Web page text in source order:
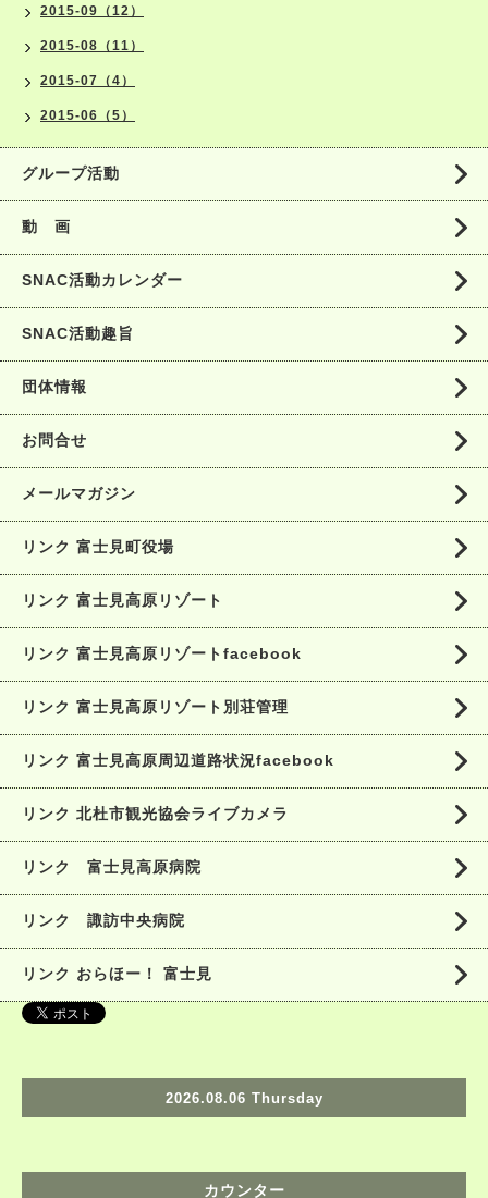
2015-09（12）
2015-08（11）
2015-07（4）
2015-06（5）
グループ活動
動 画
SNAC活動カレンダー
SNAC活動趣旨
団体情報
お問合せ
メールマガジン
リンク 富士見町役場
リンク 富士見高原リゾート
リンク 富士見高原リゾートfacebook
リンク 富士見高原リゾート別荘管理
リンク 富士見高原周辺道路状況facebook
リンク 北杜市観光協会ライブカメラ
リンク 富士見高原病院
リンク 諏訪中央病院
リンク おらほー！ 富士見
2026.08.06 Thursday
カウンター